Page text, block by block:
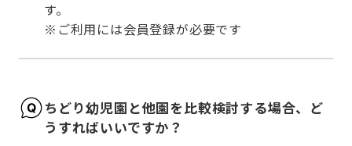
す。
※ご利用には会員登録が必要です
ちどり幼児園と他園を比較検討する場合、ど
うすればいいですか？